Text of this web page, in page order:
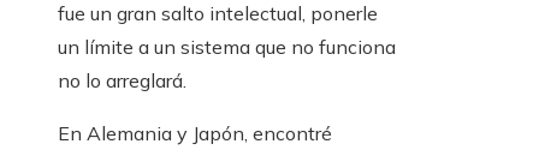
fue un gran salto intelectual, ponerle
un límite a un sistema que no funciona
no lo arreglará.
En Alemania y Japón, encontré